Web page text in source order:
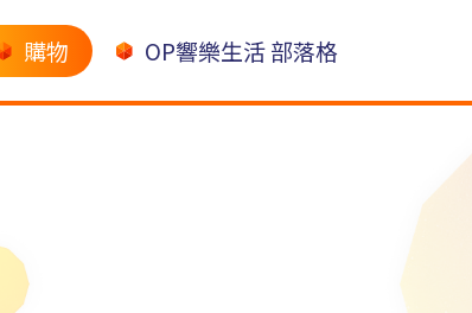
購物 OP響樂生活 部落格